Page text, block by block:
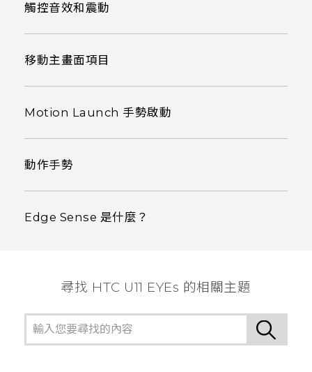
觸控音效和震動
移動主畫面項目
Motion Launch 手勢啟動
動作手勢
Edge Sense 是什麼？
尋找 HTC U11 EYEs 的相關主題